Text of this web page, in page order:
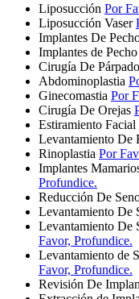
Liposucción Por
Liposucción Vaser
Implantes De
Implantes de
Cirugía De
Abdominoplastia
Ginecomastia Por
Cirugía De Orejas
Estiramiento Facial
Levantamiento De
Rinoplastia Por
Implantes
Profundice.
Reducción De
Levantamiento De
Levantamiento De
Favor, Profundice.
Levantamiento de
Favor, Profundice.
Revisión De